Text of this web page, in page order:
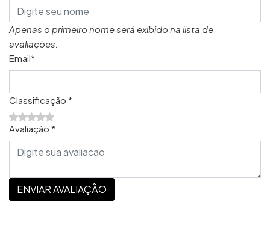
Apenas o primeiro nome será exibido na lista de
avaliações.
Email*
Classificação *
Avaliação *
ENVIAR AVALIAÇÃO